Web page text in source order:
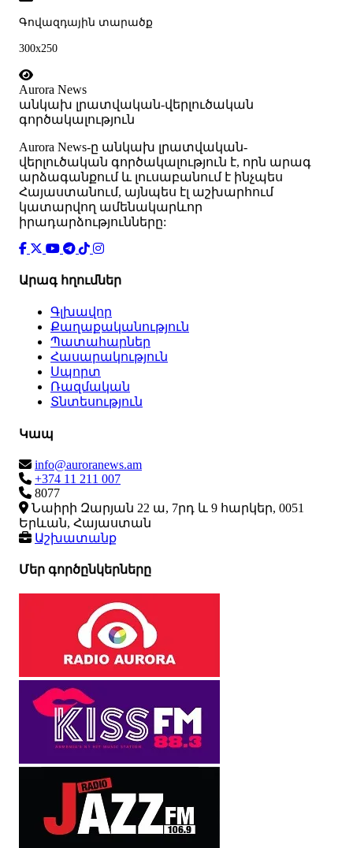
Գովազդային տարածք
300x250
Aurora News
անկախ լրատվական-վերլուծական
գործակալություն
Аurora News-ը անկախ լրատվական-
վերլուծական գործակալություն է, որն արագ
արձագանքում և լուսաբանում է ինչպես
Հայաստանում, այնպես էլ աշխարհում
կատարվող ամենակարևոր
իրադարձությունները:
Արագ հղումներ
Գլխավոր
Քաղաքականություն
Պատահարներ
Հասարակություն
Սպորտ
Ռազմական
Տնտեսություն
Կապ
info@auroranews.am
+374 11 211 007
8077
Նաիրի Զարյան 22 ա, 7րդ և 9 հարկեր, 0051
Երևան, Հայաստան
Աշխատանք
Մեր գործընկերները